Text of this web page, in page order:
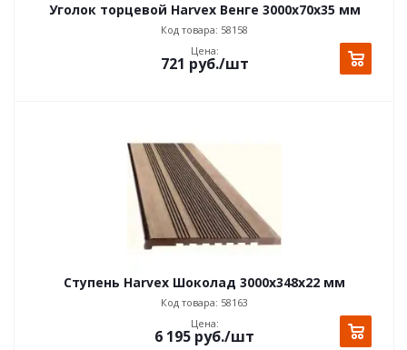
Уголок торцевой Harvex Венге 3000x70x35 мм
Код товара: 58158
Цена:
721 руб./шт
Ступень Harvex Шоколад 3000x348x22 мм
Код товара: 58163
Цена:
6 195 руб./шт